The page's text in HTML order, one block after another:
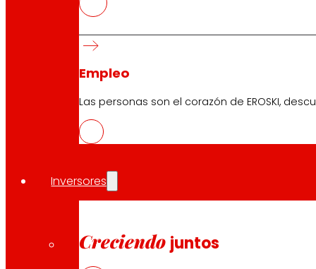
Empleo
Las personas son el corazón de EROSKI,
Inversores
Creciendo juntos